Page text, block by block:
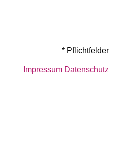
* Pflichtfelder
Impressum Datenschutz